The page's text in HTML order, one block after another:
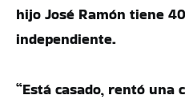
hijo José Ramón tiene
independiente.
“Está casado, rentó una